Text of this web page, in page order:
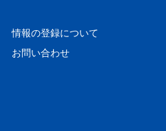
情報の登録について
お問い合わせ